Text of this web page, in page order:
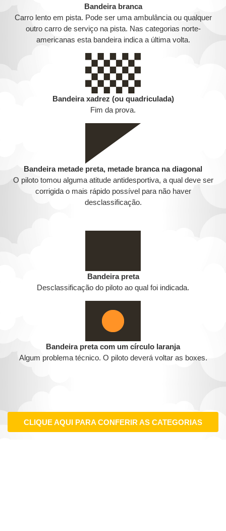
Bandeira branca
Carro lento em pista. Pode ser uma ambulância ou qualquer
outro carro de serviço na pista. Nas categorias norte-
americanas esta bandeira indica a última volta.
Bandeira xadrez (ou quadriculada)
Fim da prova.
Bandeira metade preta, metade branca na diagonal
O piloto tomou alguma atitude antidesportiva, a qual deve ser
corrigida o mais rápido possível para não haver
desclassificação.
Bandeira preta
Desclassificação do piloto ao qual foi indicada.
Bandeira preta com um círculo laranja
Algum problema técnico. O piloto deverá voltar as boxes.
CLIQUE AQUI PARA CONFERIR AS CATEGORIAS